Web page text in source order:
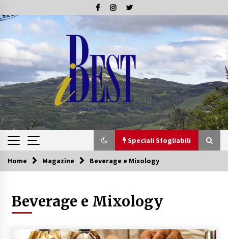
to
content
Speciali Sfogliabili
Speciali Sfogliabili
Speciale – Tesori di Toscana
16/07/2019
Home Magazine Beverage e Mixology
Beverage e Mixology